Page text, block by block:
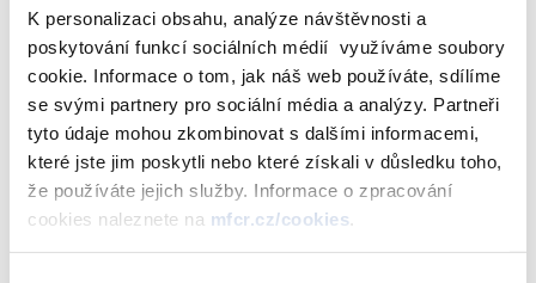
K personalizaci obsahu, analýze návštěvnosti a
poskytování funkcí sociálních médií využíváme soubory
cookie. Informace o tom, jak náš web používáte, sdílíme
se svými partnery pro sociální média a analýzy. Partneři
tyto údaje mohou zkombinovat s dalšími informacemi,
které jste jim poskytli nebo které získali v důsledku toho,
že používáte jejich služby. Informace o zpracování
cookies naleznete na mfcr.cz/cookies
revize, časový rámec realizace mezi lednem a červnem 2025 a
předmět prací.
Cílem revize bude zmapovat zejména národní dotační programy
v oblasti regionálního rozvoje a pro úplnost budou v popisné části
kvantifikovány i evropské dotační programy, případně finanční
nástroje. Zatímco evropské zdroje jsou analyzovány průběžně a
podrobně, a nebudou proto primárním předmětem této analýzy,